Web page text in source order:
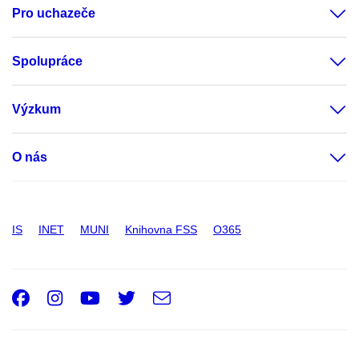
Pro uchazeče
Spolupráce
Výzkum
O nás
IS INET MUNI Knihovna FSS O365
Facebook
Instagram
Youtube
Twitter
e-